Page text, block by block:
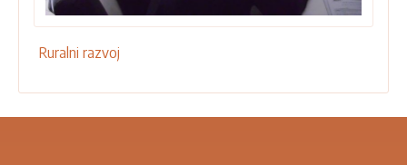
Ruralni razvoj